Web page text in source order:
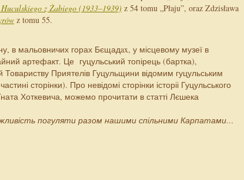
z Żabiego (1933–1939) z 54 tomu „Płaju”, oraz Zdzisława
z tomu 55.
в мальовничих горах Бєщадax, у місцевому музеї в
артефакт. Це гуцульський топірець (бартка),
Приятелів Гуцульщини відомим гуцульським
сторінки). Про невідомі сторінки історіі Гуцульського
Хоткевича, можемо прочитати в статті Лєшека
погуляти разом нашими спільними Карпатами…